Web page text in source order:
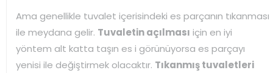
Ama genellikle tuvalet içerisindeki es parçanın tıkanması
ile meydana gelir. Tuvaletin açılması için en iyi
yöntem alt katta taşın es i görünüyorsa es parçayı
yenisi ile değiştirmek olacaktır. Tıkanmış tuvaletleri